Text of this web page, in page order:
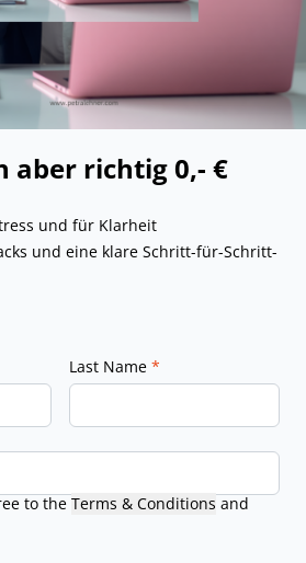
aber richtig 0,- €
und für Klarheit
und eine klare Schritt-für-Schritt-
Last Name *
to the Terms & Conditions and